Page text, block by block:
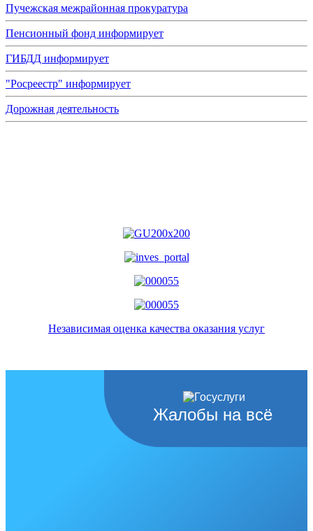
Пучежская межрайонная прокуратура
Пенсионный фонд информирует
ГИБДД информирует
"Росреестр" информирует
Дорожная деятельность
Независимая оценка качества оказания услуг
Жалобы на всё